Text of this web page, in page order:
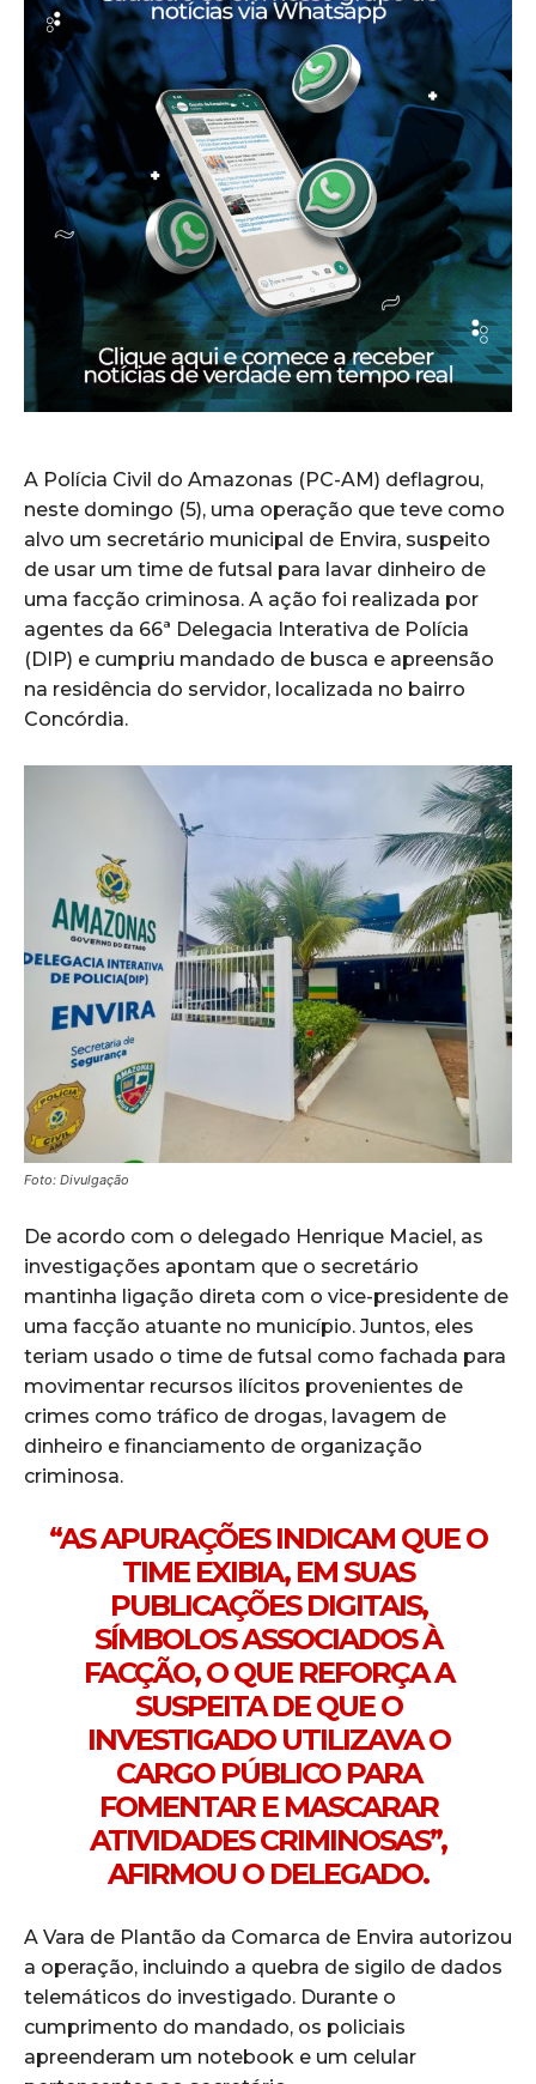
A Polícia Civil do Amazonas (PC-AM) deflagrou,
neste domingo (5), uma operação que teve como
alvo um secretário municipal de Envira, suspeito
de usar um time de futsal para lavar dinheiro de
uma facção criminosa. A ação foi realizada por
agentes da 66ª Delegacia Interativa de Polícia
(DIP) e cumpriu mandado de busca e apreensão
na residência do servidor, localizada no bairro
Concórdia.
Foto: Divulgação
De acordo com o delegado Henrique Maciel, as
investigações apontam que o secretário
mantinha ligação direta com o vice-presidente de
uma facção atuante no município. Juntos, eles
teriam usado o time de futsal como fachada para
movimentar recursos ilícitos provenientes de
crimes como tráfico de drogas, lavagem de
dinheiro e financiamento de organização
criminosa.
“AS APURAÇÕES INDICAM QUE O
TIME EXIBIA, EM SUAS
PUBLICAÇÕES DIGITAIS,
SÍMBOLOS ASSOCIADOS À
FACÇÃO, O QUE REFORÇA A
SUSPEITA DE QUE O
INVESTIGADO UTILIZAVA O
CARGO PÚBLICO PARA
FOMENTAR E MASCARAR
ATIVIDADES CRIMINOSAS”,
AFIRMOU O DELEGADO.
A Vara de Plantão da Comarca de Envira autorizou
a operação, incluindo a quebra de sigilo de dados
telemáticos do investigado. Durante o
cumprimento do mandado, os policiais
apreenderam um notebook e um celular